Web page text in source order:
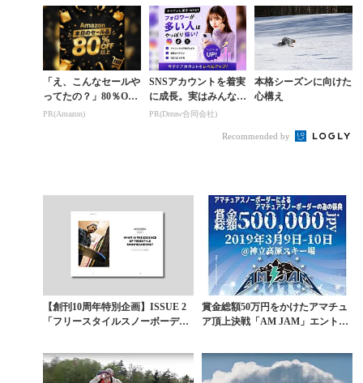
の扉「PEACE OU...
「え、こんなセールや
ってたの？」80％OFF
以上が続々登場！Am
PR(Amazon)
SNSアカウントを着実
に成長。実はみんなコ
コ使ってます。
PR(Dreaw合同会社)
本格シーズンに向けた
心構え
Recommended by
【創刊10周年特別企画】ISSUE 2
「フリースタイルスノーボーディ
賞金総額50万円をかけたアマチュ
ア頂上決戦「AM JAM」エントリ